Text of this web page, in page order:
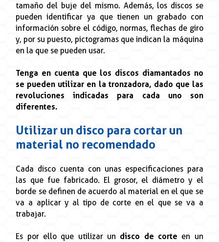
tamaño del buje del mismo. Además, los discos se
pueden identificar ya que tienen un grabado con
información sobre el código, normas, flechas de giro
y, por su puesto, pictogramas que indican la máquina
en la que se pueden usar.
Tenga en cuenta que los discos diamantados no
se pueden utilizar en la tronzadora, dado que las
revoluciones indicadas para cada uno son
diferentes.
Utilizar un disco para cortar un
material no recomendado
Cada disco cuenta con unas especificaciones para
las que fue fabricado. El grosor, el diámetro y el
borde se definen de acuerdo al material en el que se
va a aplicar y al tipo de corte en el que se va a
trabajar.
Es por ello que utilizar un disco de corte en un